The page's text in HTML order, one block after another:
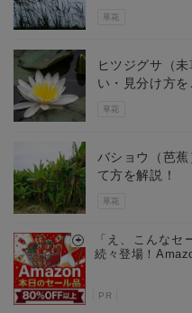
草花
草花
ヒツジグサ（
い・見分け方を
草花
バショウ（芭
て方を解説！
「え、こんな
続々登場！
PR